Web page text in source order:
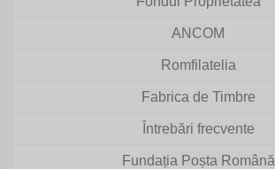
ANCOM
Romfilatelia
Fabrica de Timbre
Întrebări frecvente
Fundația Poșta Română